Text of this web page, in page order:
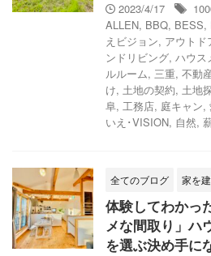
2023/4/17
ALLEN, BBQ, BESS,
えビジョン, アウトド
ンドリビング, ハウス
ルルーム, 三重, 不動
け, 土地の契約, 土地
阜, 工務店, 庭キャン,
いえ･VISION, 自然,
全てのブログ 家を
体験してわかっ
メな間取り」ハ
を選ぶ決め手に